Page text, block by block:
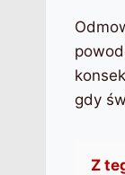
gdy
Z